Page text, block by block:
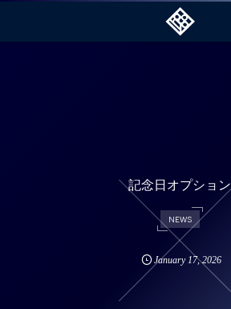
記念日オプション
NEWS
January 17,2026